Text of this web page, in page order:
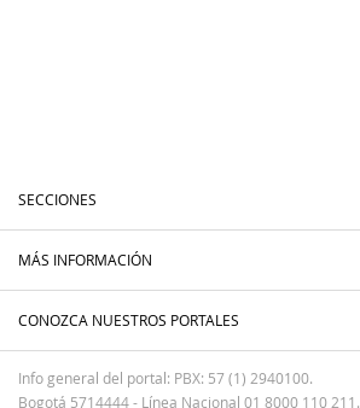
SECCIONES
MÁS INFORMACIÓN
CONOZCA NUESTROS PORTALES
Info general del portal: PBX: 57 (1) 2940100.
Bogotá 5714444 - Línea Nacional 01 8000 110 211.